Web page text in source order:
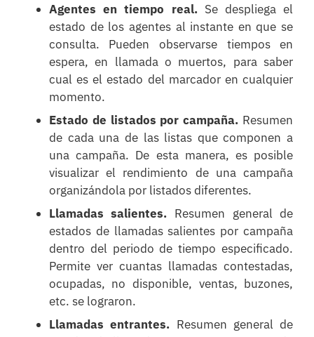
Agentes en tiempo real. Se despliega el
estado de los agentes al instante en que se
consulta. Pueden observarse tiempos en
espera, en llamada o muertos, para saber
cual es el estado del marcador en cualquier
momento.
Estado de listados por campaña. Resumen
de cada una de las listas que componen a
una campaña. De esta manera, es posible
visualizar el rendimiento de una campaña
organizándola por listados diferentes.
Llamadas salientes. Resumen general de
estados de llamadas salientes por campaña
dentro del periodo de tiempo especificado.
Permite ver cuantas llamadas contestadas,
ocupadas, no disponible, ventas, buzones,
etc. se lograron.
Llamadas entrantes. Resumen general de